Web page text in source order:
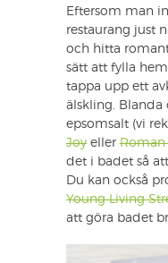
Eftersom man
restaurang just
och hitta
sätt att fylla
tappa upp ett
älskling.
epsomsalt (vi
Joy eller
det i badet så
Du kan också
Young Living
att göra badet